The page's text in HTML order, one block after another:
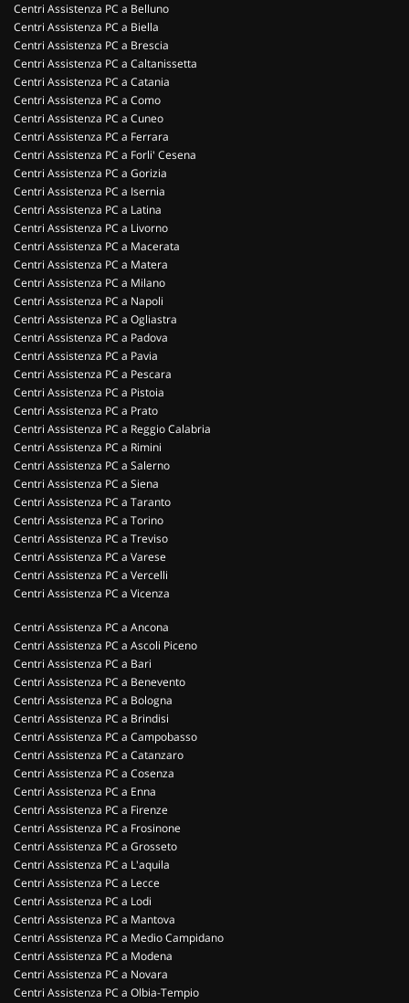
Centri Assistenza PC a Belluno
Centri Assistenza PC a Biella
Centri Assistenza PC a Brescia
Centri Assistenza PC a Caltanissetta
Centri Assistenza PC a Catania
Centri Assistenza PC a Como
Centri Assistenza PC a Cuneo
Centri Assistenza PC a Ferrara
Centri Assistenza PC a Forli' Cesena
Centri Assistenza PC a Gorizia
Centri Assistenza PC a Isernia
Centri Assistenza PC a Latina
Centri Assistenza PC a Livorno
Centri Assistenza PC a Macerata
Centri Assistenza PC a Matera
Centri Assistenza PC a Milano
Centri Assistenza PC a Napoli
Centri Assistenza PC a Ogliastra
Centri Assistenza PC a Padova
Centri Assistenza PC a Pavia
Centri Assistenza PC a Pescara
Centri Assistenza PC a Pistoia
Centri Assistenza PC a Prato
Centri Assistenza PC a Reggio Calabria
Centri Assistenza PC a Rimini
Centri Assistenza PC a Salerno
Centri Assistenza PC a Siena
Centri Assistenza PC a Taranto
Centri Assistenza PC a Torino
Centri Assistenza PC a Treviso
Centri Assistenza PC a Varese
Centri Assistenza PC a Vercelli
Centri Assistenza PC a Vicenza
Centri Assistenza PC a Ancona
Centri Assistenza PC a Ascoli Piceno
Centri Assistenza PC a Bari
Centri Assistenza PC a Benevento
Centri Assistenza PC a Bologna
Centri Assistenza PC a Brindisi
Centri Assistenza PC a Campobasso
Centri Assistenza PC a Catanzaro
Centri Assistenza PC a Cosenza
Centri Assistenza PC a Enna
Centri Assistenza PC a Firenze
Centri Assistenza PC a Frosinone
Centri Assistenza PC a Grosseto
Centri Assistenza PC a L'aquila
Centri Assistenza PC a Lecce
Centri Assistenza PC a Lodi
Centri Assistenza PC a Mantova
Centri Assistenza PC a Medio Campidano
Centri Assistenza PC a Modena
Centri Assistenza PC a Novara
Centri Assistenza PC a Olbia-Tempio